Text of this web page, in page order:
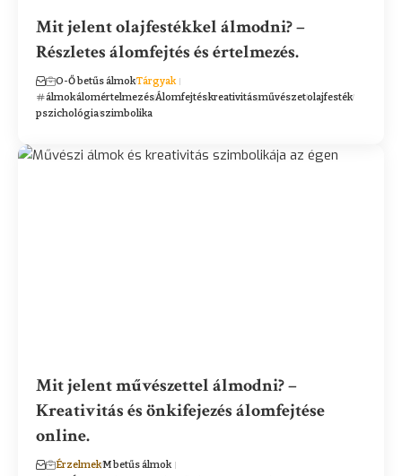
Mit jelent olajfestékkel álmodni? –
Részletes álomfejtés és értelmezés.
O-Ő betűs álmokTárgyak
álmokálomértelmezésÁlomfejtéskreativitásművészetolajfesték
pszichológiaszimbolika
Mit jelent művészettel álmodni? –
Kreativitás és önkifejezés álomfejtése
online.
ÉrzelmekM betűs álmok